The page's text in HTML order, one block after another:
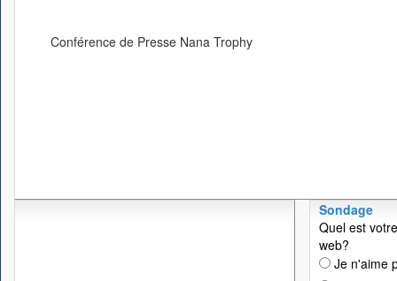
Conférence de Presse Nana Trophy
Sondage
Quel est
web?
Je n'aime